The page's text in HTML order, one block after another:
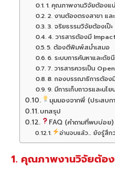
1. คุณภาพงานวิจัยต้องแ
2. งานต้องตรงสาขา แล
3. จริยธรรมวิจัยต้องเป๊ะ
4. วารสารต้องมี
5. ต้องตีพิมพ์สม่ำเสมอ
6. ระบบการค้นหาและดั
7. วารสารควรเป็น
8. กองบรรณาธิการต้อง
9. มีการเก็บถาวรและนโ
มุมมองจากพี่ (ประสบ
บทสรุป
FAQ (คำถามที่พบบ่อย)
อ่านจบแล้ว... ยังรู้สึก
1. คุณภาพงานวิจัยต้อ